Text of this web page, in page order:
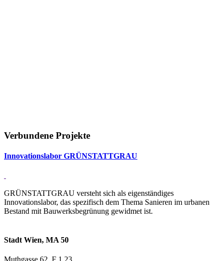
Verbundene Projekte
In­no­va­ti­ons­labor GRÜN­STATT­GRAU
GRÜNSTATTGRAU versteht sich als eigenständiges
Innovationslabor, das spezifisch dem Thema Sanieren im urbanen
Bestand mit Bauwerksbegrünung gewidmet ist.
Stadt Wien, MA 50
Muthgasse 62, F 1.23